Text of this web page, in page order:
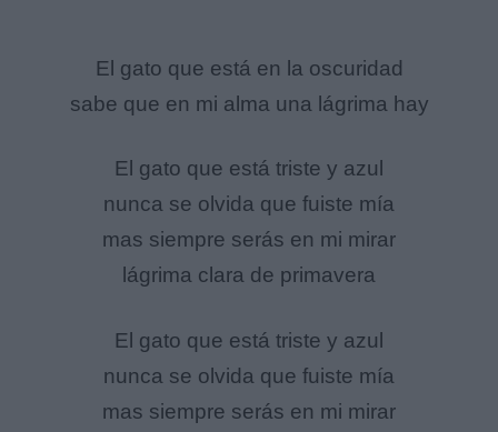
El gato que está en la oscuridad
sabe que en mi alma una lágrima hay
El gato que está triste y azul
nunca se olvida que fuiste mía
mas siempre serás en mi mirar
lágrima clara de primavera
El gato que está triste y azul
nunca se olvida que fuiste mía
mas siempre serás en mi mirar